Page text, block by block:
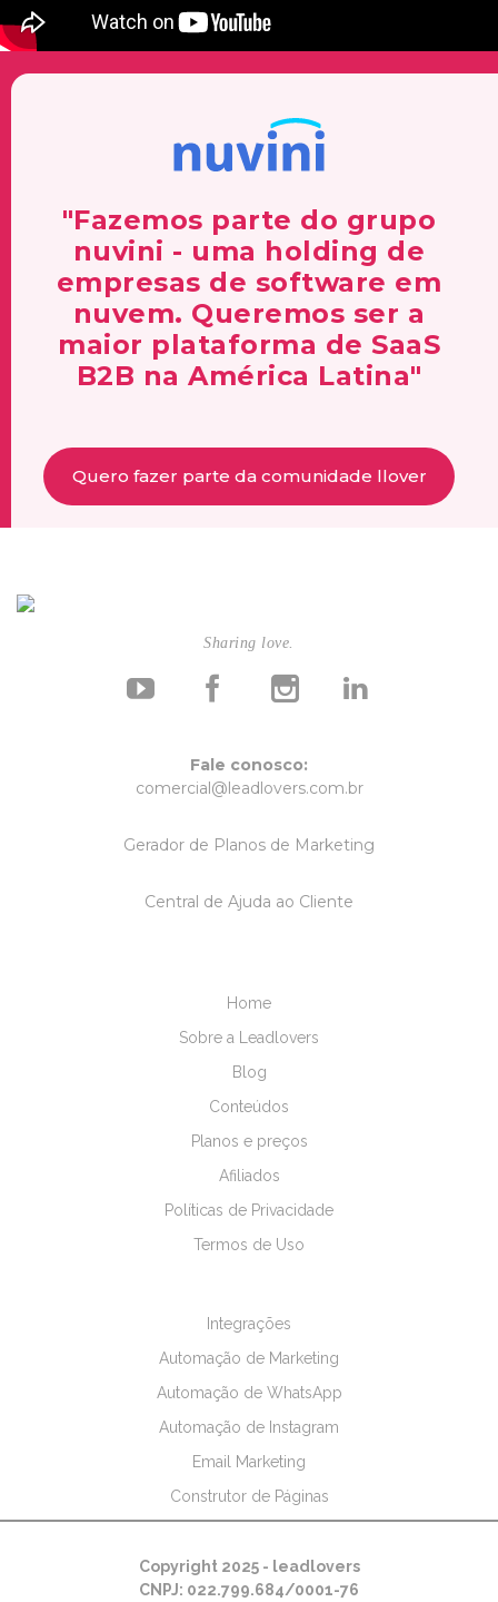
"Fazemos parte do grupo
nuvini - uma holding de
empresas de software em
nuvem. Queremos ser a
maior plataforma de SaaS
B2B na América Latina"
Quero fazer parte da comunidade llover
Sharing love.
Fale conosco:
comercial@leadlovers.com.br
Gerador de Planos de Marketing
Central de Ajuda ao Cliente
Home
Sobre a Leadlovers
Blog
Conteúdos
Planos e preços
Afiliados
Políticas de Privacidade
Termos de Uso
Integrações
Automação de Marketing
Automação de WhatsApp
Automação de Instagram
Email Marketing
Construtor de Páginas
Copyright 2025 - leadlovers
CNPJ: 022.799.684/0001-76